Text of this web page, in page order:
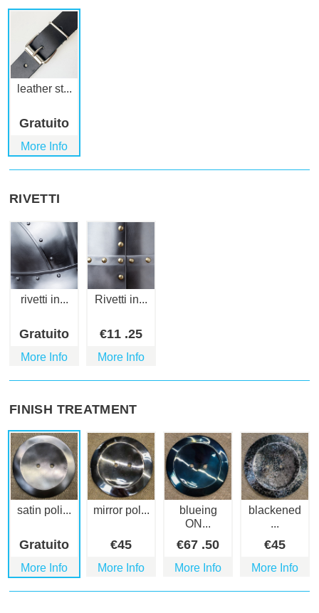
leather st...
Gratuito
More Info
RIVETTI
rivetti in...
Gratuito
More Info
Rivetti in...
€11 .25
More Info
FINISH TREATMENT
satin poli...
Gratuito
More Info
mirror pol...
€45
More Info
blueing
ON...
€67 .50
More Info
blackened
...
€45
More Info